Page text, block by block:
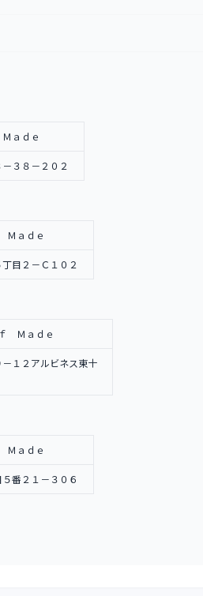
ａｄｅ
３８－２０２
Ｍａｄｅ
目２－Ｃ１０２
Ｍａｄｅ
１２アルビネス東十
Ｍａｄｅ
番２１－３０６